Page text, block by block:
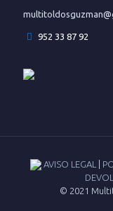
952 33 87 92
AVISO LEGAL
© 2021